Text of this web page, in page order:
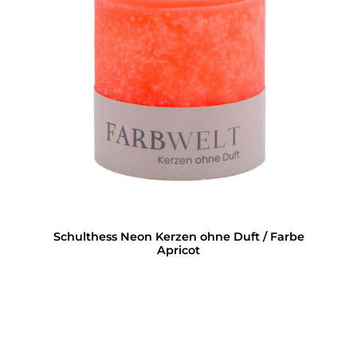
Schulthess Neon Kerzen ohne Duft / Farbe
Apricot